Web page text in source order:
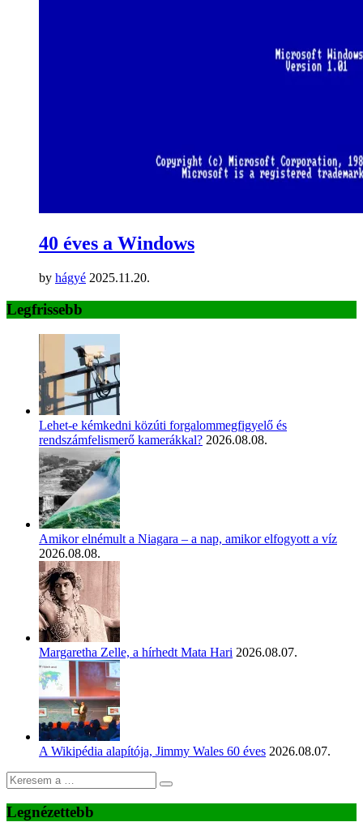
40 éves a Windows
by hágyé 2025.11.20.
Legfrissebb
Lehet-e kémkedni közúti forgalommegfigyelő és
rendszámfelismerő kamerákkal? 2026.08.08.
Amikor elnémult a Niagara – a nap, amikor elfogyott a víz
2026.08.08.
Margaretha Zelle, a hírhedt Mata Hari 2026.08.07.
A Wikipédia alapítója, Jimmy Wales 60 éves 2026.08.07.
Legnézettebb